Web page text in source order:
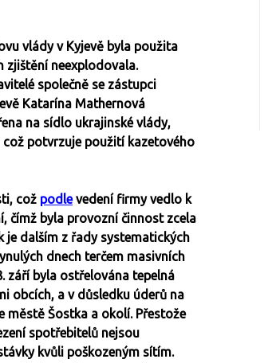
vlády v Kyjevě byla použita
zjištění neexplodovala.
společně se zástupci
Katarína Mathernová
na sídlo ukrajinské vlády,
což potvrzuje použití kazetového
což podlevedení firmy vedlo k
čímž byla provozní činnost zcela
je dalším z řady systematických
dnech terčem masivních
září byla ostřelována tepelná
obcích, a v důsledku úderů na
městě Šostka a okolí. Přestože
spotřebitelů nejsou
kvůli poškozeným sítím.